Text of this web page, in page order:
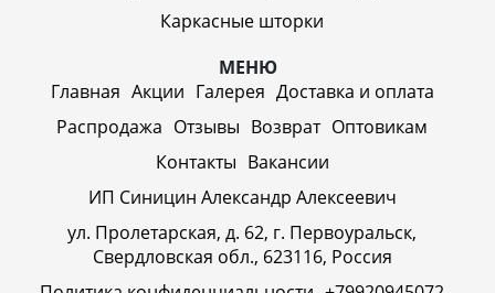
Каркасные шторки
МЕНЮ
Главная Акции Галерея Доставка и оплата
Распродажа Отзывы Возврат Оптовикам
Контакты Вакансии
ИП Синицин Александр Алексеевич
ул. Пролетарская, д. 62, г. Первоуральск,
Свердловская обл., 623116, Россия